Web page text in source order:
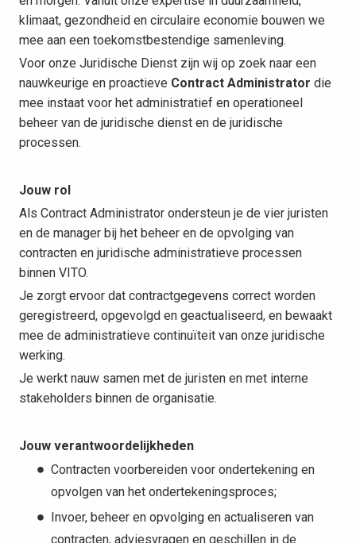
klimaat, gezondheid en circulaire economie bouwen we
mee aan een toekomstbestendige samenleving.
Voor onze Juridische Dienst zijn wij op zoek naar een
nauwkeurige en proactieve Contract Administrator die
mee instaat voor het administratief en operationeel
beheer van de juridische dienst en de juridische
processen.
Jouw rol
Als Contract Administrator ondersteun je de vier juristen
en de manager bij het beheer en de opvolging van
contracten en juridische administratieve processen
binnen VITO.
Je zorgt ervoor dat contractgegevens correct worden
geregistreerd, opgevolgd en geactualiseerd, en bewaakt
mee de administratieve continuïteit van onze juridische
werking.
Je werkt nauw samen met de juristen en met interne
stakeholders binnen de organisatie.
Jouw verantwoordelijkheden
Contracten voorbereiden voor ondertekening en
opvolgen van het ondertekeningsproces;
Invoer, beheer en opvolging en actualiseren van
contracten, adviesvragen en geschillen in de